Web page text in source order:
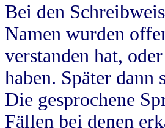
Bei den
Namen wurden
verstanden hat,
haben. Später
Die gesprochene
Fällen bei denen